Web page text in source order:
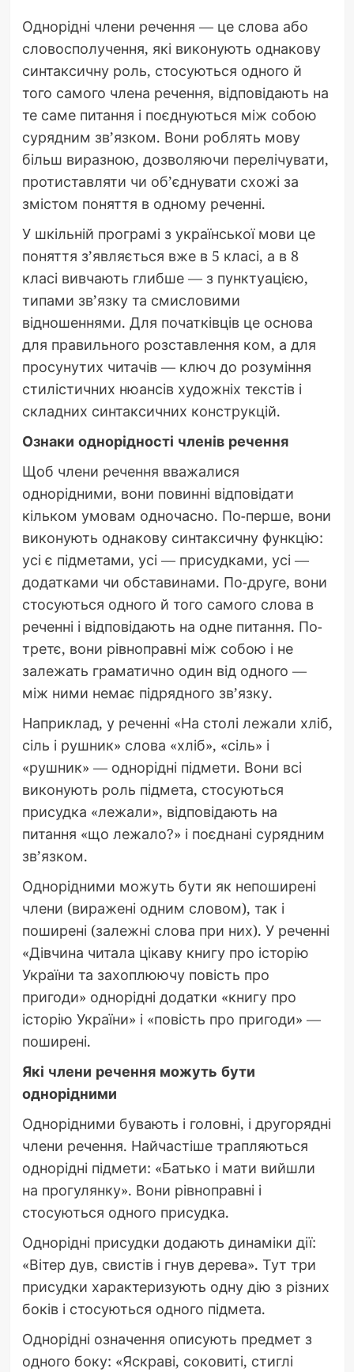
Однорідні члени речення — це слова або
словосполучення, які виконують однакову
синтаксичну роль, стосуються одного й
того самого члена речення, відповідають на
те саме питання і поєднуються між собою
сурядним зв’язком. Вони роблять мову
більш виразною, дозволяючи перелічувати,
протиставляти чи об’єднувати схожі за
змістом поняття в одному реченні.
У шкільній програмі з української мови це
поняття з’являється вже в 5 класі, а в 8
класі вивчають глибше — з пунктуацією,
типами зв’язку та смисловими
відношеннями. Для початківців це основа
для правильного розставлення ком, а для
просунутих читачів — ключ до розуміння
стилістичних нюансів художніх текстів і
складних синтаксичних конструкцій.
Ознаки однорідності членів речення
Щоб члени речення вважалися
однорідними, вони повинні відповідати
кільком умовам одночасно. По-перше, вони
виконують однакову синтаксичну функцію:
усі є підметами, усі — присудками, усі —
додатками чи обставинами. По-друге, вони
стосуються одного й того самого слова в
реченні і відповідають на одне питання. По-
третє, вони рівноправні між собою і не
залежать граматично один від одного —
між ними немає підрядного зв’язку.
Наприклад, у реченні «На столі лежали хліб,
сіль і рушник» слова «хліб», «сіль» і
«рушник» — однорідні підмети. Вони всі
виконують роль підмета, стосуються
присудка «лежали», відповідають на
питання «що лежало?» і поєднані сурядним
зв’язком.
Однорідними можуть бути як непоширені
члени (виражені одним словом), так і
поширені (залежні слова при них). У реченні
«Дівчина читала цікаву книгу про історію
України та захоплюючу повість про
пригоди» однорідні додатки «книгу про
історію України» і «повість про пригоди» —
поширені.
Які члени речення можуть бути
однорідними
Однорідними бувають і головні, і другорядні
члени речення. Найчастіше трапляються
однорідні підмети: «Батько і мати вийшли
на прогулянку». Вони рівноправні і
стосуються одного присудка.
Однорідні присудки додають динаміки дії:
«Вітер дув, свистів і гнув дерева». Тут три
присудки характеризують одну дію з різних
боків і стосуються одного підмета.
Однорідні означення описують предмет з
одного боку: «Яскраві, соковиті, стиглі